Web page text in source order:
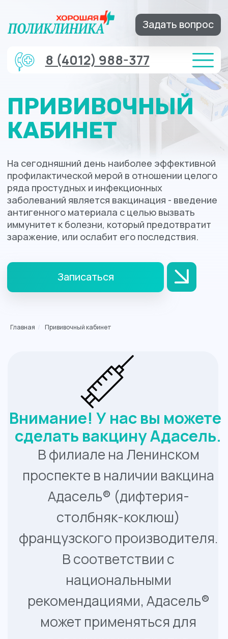
Задать вопрос
ПРИВИВОЧНЫЙ
КАБИНЕТ
Записаться
На сегодняшний день наиболее эффективной
профилактической мерой в отношении целого
ряда простудных и инфекционных
иммунитет к болезни, который предотвратит
заражение, или ослабит его последствия.
Главная / Прививочный кабинет
Стоимость вакцинации
Адасель - 3 500 руб.
В филиале на Ленинском
Адасель® (дифтерия-
столбняк-коклюш)
французского производителя.
В соответствии с
национальными
может применяться для
ревакцинации против
дифтерии, столбняка и
коклюша у детей старшего
возраста и взрослых.